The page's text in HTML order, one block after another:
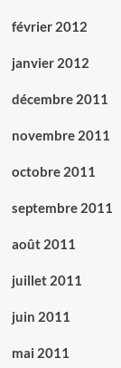
février 2012
janvier 2012
décembre 2011
novembre 2011
octobre 2011
septembre 2011
août 2011
juillet 2011
juin 2011
mai 2011